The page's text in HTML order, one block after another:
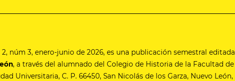
2, núm 3, enero-junio de 2026, es una publicación semestral editada
, a través del alumnado del Colegio de Historia de la Facultad de
Universitaria, C. P. 66450, San Nicolás de los Garza, Nuevo León,